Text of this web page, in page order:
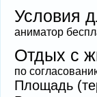
Условия
аниматор
Отдых с
по
Площадь